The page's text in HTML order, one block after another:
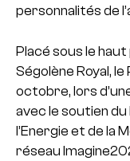
personnalités de
Placé sous le
Ségolène Royal,
octobre, lors
avec le soutien du
l’Energie et de la
réseau